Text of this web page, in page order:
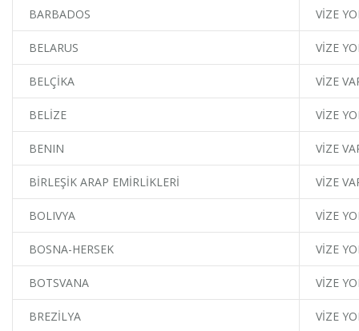
BARBADOS VİZE
BELARUS VİZE
BELÇİKA VİZE
BELİZE VİZE
BENIN VİZE
BİRLEŞİK ARAP EMİRLİKLERİ VİZE
BOLIVYA VİZE
BOSNA-HERSEK VİZE
BOTSVANA VİZE
BREZİLYA VİZE